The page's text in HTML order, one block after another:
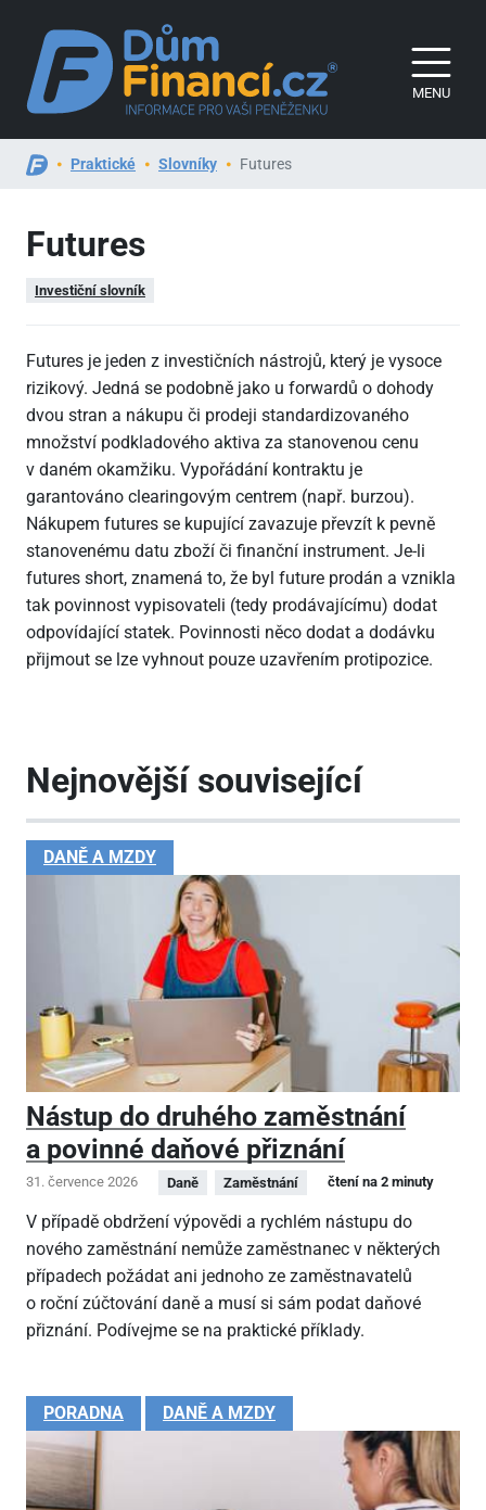
MENU
Praktické Slovníky Futures
Futures
Investiční slovník
Futures je jeden z investičních nástrojů, který je vysoce
rizikový. Jedná se podobně jako u forwardů o dohody
dvou stran a nákupu či prodeji standardizovaného
množství podkladového aktiva za stanovenou cenu
v daném okamžiku. Vypořádání kontraktu je
garantováno clearingovým centrem (např. burzou).
Nákupem futures se kupující zavazuje převzít k pevně
stanovenému datu zboží či finanční instrument. Je-li
futures short, znamená to, že byl future prodán a vznikla
tak povinnost vypisovateli (tedy prodávajícímu) dodat
odpovídající statek. Povinnosti něco dodat a dodávku
přijmout se lze vyhnout pouze uzavřením protipozice.
Nejnovější související
DANĚ A MZDY
Nástup do druhého zaměstnání
a povinné daňové přiznání
31. července 2026 Daně Zaměstnání čtení na 2 minuty
V případě obdržení výpovědi a rychlém nástupu do
nového zaměstnání nemůže zaměstnanec v některých
případech požádat ani jednoho ze zaměstnavatelů
o roční zúčtování daně a musí si sám podat daňové
přiznání. Podívejme se na praktické příklady.
PORADNA DANĚ A MZDY